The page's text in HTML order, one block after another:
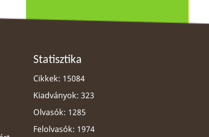
Statisztika
Cikkek: 15084
Kiadványok: 323
Olvasók: 1285
Felolvasók: 1974